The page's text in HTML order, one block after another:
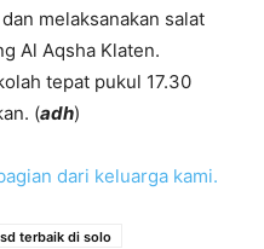
melaksanakan salat
Al Aqsha Klaten.
tepat pukul 17.30
(adh)
dari keluarga kami.
sd terbaik di solo